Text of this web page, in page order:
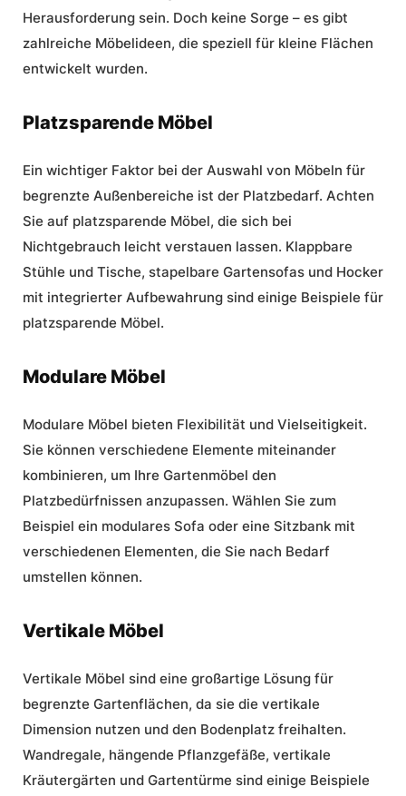
Herausforderung sein. Doch keine Sorge – es gibt
zahlreiche Möbelideen, die speziell für kleine Flächen
entwickelt wurden.
Platzsparende Möbel
Ein wichtiger Faktor bei der Auswahl von Möbeln für
begrenzte Außenbereiche ist der Platzbedarf. Achten
Sie auf platzsparende Möbel, die sich bei
Nichtgebrauch leicht verstauen lassen. Klappbare
Stühle und Tische, stapelbare Gartensofas und Hocker
mit integrierter Aufbewahrung sind einige Beispiele für
platzsparende Möbel.
Modulare Möbel
Modulare Möbel bieten Flexibilität und Vielseitigkeit.
Sie können verschiedene Elemente miteinander
kombinieren, um Ihre Gartenmöbel den
Platzbedürfnissen anzupassen. Wählen Sie zum
Beispiel ein modulares Sofa oder eine Sitzbank mit
verschiedenen Elementen, die Sie nach Bedarf
umstellen können.
Vertikale Möbel
Vertikale Möbel sind eine großartige Lösung für
begrenzte Gartenflächen, da sie die vertikale
Dimension nutzen und den Bodenplatz freihalten.
Wandregale, hängende Pflanzgefäße, vertikale
Kräutergärten und Gartentürme sind einige Beispiele